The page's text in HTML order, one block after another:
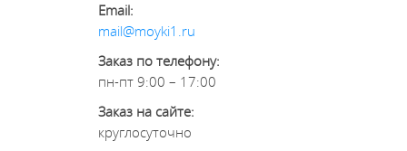
Email:
mail@moyki1.ru
Заказ по телефону:
пн-пт 9:00 – 17:00
Заказ на сайте:
круглосуточно